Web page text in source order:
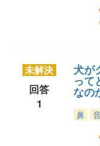
未解決
回答
1
犬が
って
なの
鼻